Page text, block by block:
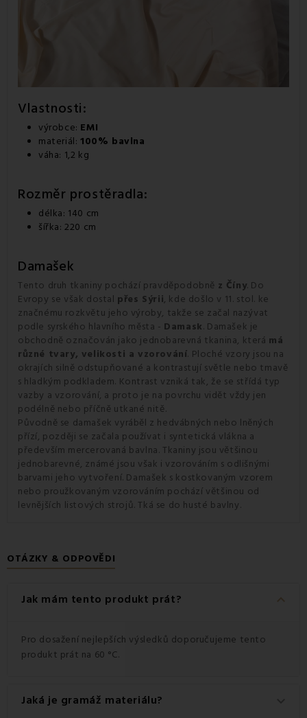
Vlastnosti:
výrobce: EMI
materiál: 100% bavlna
váha: 1,2 kg
Rozměr prostěradla:
délka: 140 cm
šířka: 220 cm
Damašek
Tento druh tkaniny pochází pravděpodobně z Číny. Do
Evropy se však dostal přes Sýrii, kde došlo v 11. stol. ke
značnému rozkvětu jeho výroby, takže se začal nazývat
podle syrského hlavního města - Damask. Damašek je
obchodně označován jako jednobarevná tkanina, která má
různé tvary, velikosti a vzorování. Ploché vzory jsou na
okrajích silně odstupňované a kontrastují světle nebo tmavě
s hladkým podkladem. Kontrast vzniká tak, že se střídá typ
vazby a vzorování, a proto je na povrchu vidět vždy jen
podélně nebo příčně utkané nitě.
Původně se damašek vyráběl z hedvábných nebo lněných
přízí, později se začala používat i syntetická vlákna a
především mercerovaná bavlna. Tkaniny jsou většinou
jednobarevné, známé jsou však i vzorováním s odlišnými
barvami jeho vytvoření. Damašek s kostkovaným vzorem
nebo proužkovaným vzorováním pochází většinou od
levnějších listových strojů. Tká se do husté bavlny.
OTÁZKY & ODPOVĚDI
Jak mám tento produkt prát? keyboard_arrow_down
Pro dosažení nejlepších výsledků doporučujeme tento
produkt prát na 60 °C.
Jaká je gramáž materiálu?